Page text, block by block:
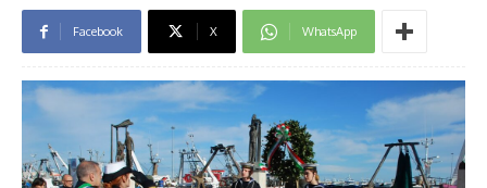
Facebook X WhatsApp